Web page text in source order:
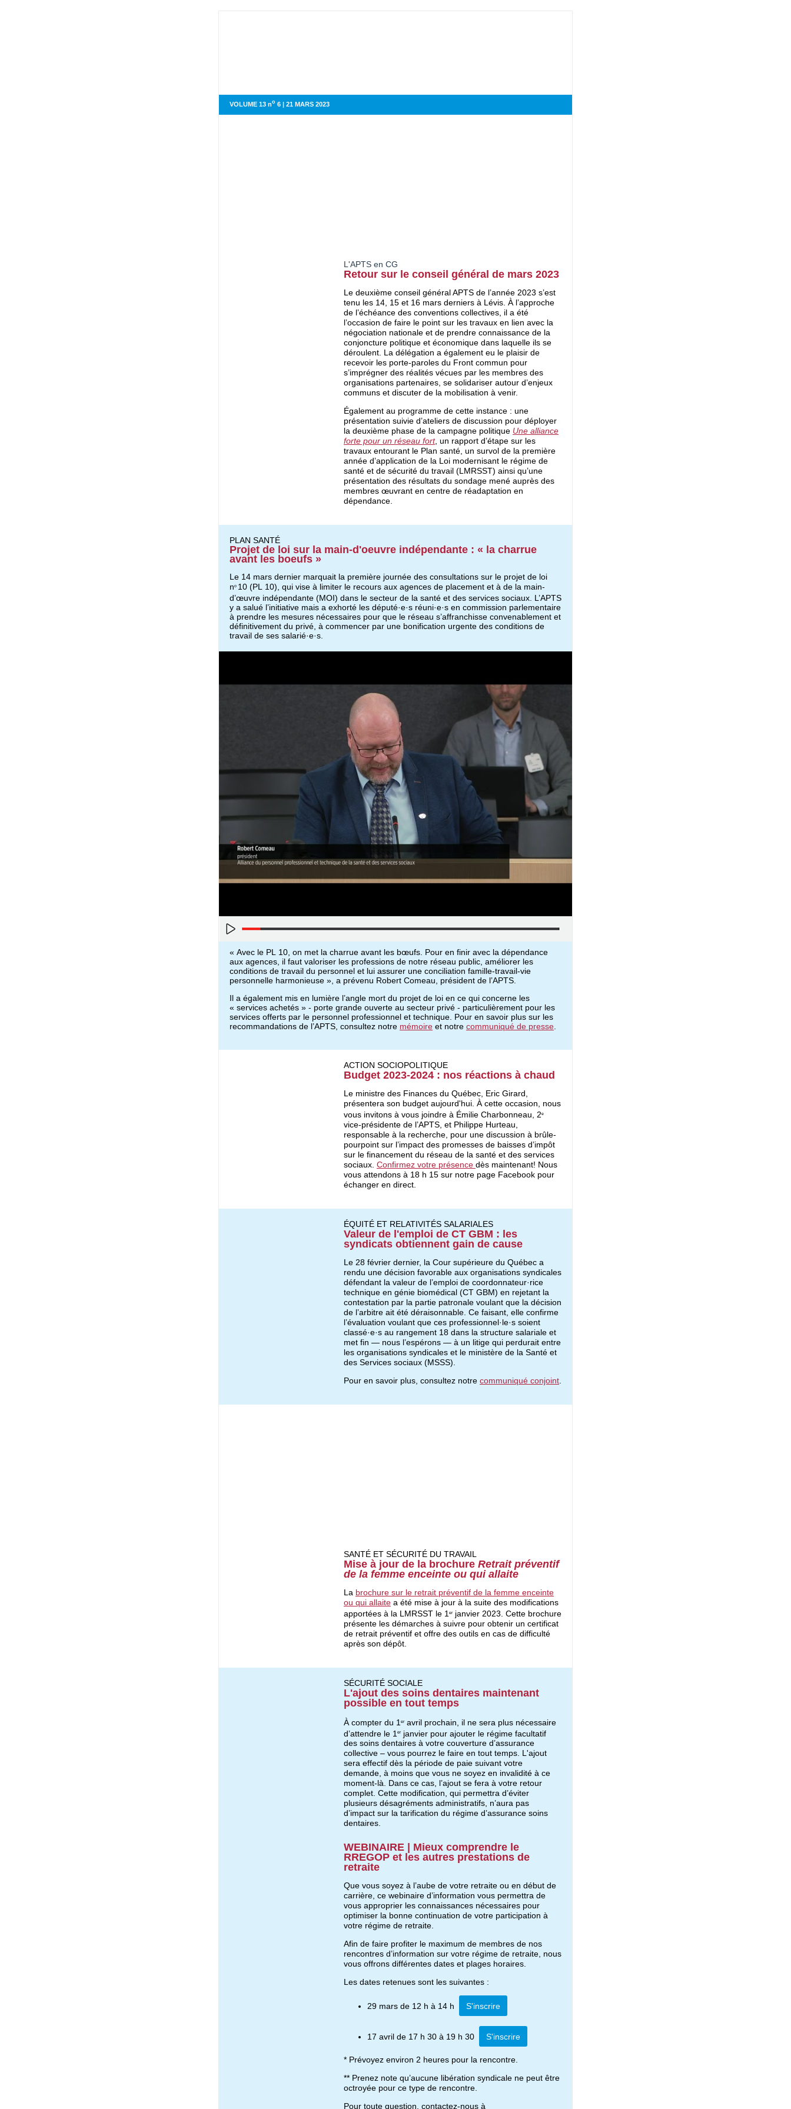
VOLUME 13 no 6 | 21 MARS 2023
L'APTS en CG
Retour sur le conseil général de mars 2023
Le deuxième conseil général APTS de l’année 2023 s’est
tenu les 14, 15 et 16 mars derniers à Lévis. À l’approche
de l’échéance des conventions collectives, il a été
l’occasion de faire le point sur les travaux en lien avec la
négociation nationale et de prendre connaissance de la
conjoncture politique et économique dans laquelle ils se
déroulent. La délégation a également eu le plaisir de
recevoir les porte-paroles du Front commun pour
s’imprégner des réalités vécues par les membres des
organisations partenaires, se solidariser autour d’enjeux
communs et discuter de la mobilisation à venir.
Également au programme de cette instance : une
présentation suivie d’ateliers de discussion pour déployer
la deuxième phase de la campagne politique Une alliance
forte pour un réseau fort, un rapport d’étape sur les
travaux entourant le Plan santé, un survol de la première
année d’application de la Loi modernisant le régime de
santé et de sécurité du travail (LMRSST) ainsi qu’une
présentation des résultats du sondage mené auprès des
membres œuvrant en centre de réadaptation en
dépendance.
PLAN SANTÉ
Projet de loi sur la main-d'oeuvre indépendante : « la charrue
avant les boeufs »
Le 14 mars dernier marquait la première journée des consultations sur le projet de loi
no 10 (PL 10), qui vise à limiter le recours aux agences de placement et à de la main-
d’œuvre indépendante (MOI) dans le secteur de la santé et des services sociaux. L’APTS
y a salué l’initiative mais a exhorté les député·e·s réuni·e·s en commission parlementaire
à prendre les mesures nécessaires pour que le réseau s’affranchisse convenablement et
définitivement du privé, à commencer par une bonification urgente des conditions de
travail de ses salarié·e·s.
« Avec le PL 10, on met la charrue avant les bœufs. Pour en finir avec la dépendance
aux agences, il faut valoriser les professions de notre réseau public, améliorer les
conditions de travail du personnel et lui assurer une conciliation famille-travail-vie
personnelle harmonieuse », a prévenu Robert Comeau, président de l’APTS.
Il a également mis en lumière l’angle mort du projet de loi en ce qui concerne les
« services achetés » - porte grande ouverte au secteur privé - particulièrement pour les
services offerts par le personnel professionnel et technique. Pour en savoir plus sur les
recommandations de l’APTS, consultez notre mémoire et notre communiqué de presse
ACTION SOCIOPOLITIQUE
Budget 2023-2024 : nos réactions à chaud
Le ministre des Finances du Québec, Eric Girard,
présentera son budget aujourd'hui. À cette occasion, nous
vous invitons à vous joindre à Émilie Charbonneau, 2e
vice-présidente de l’APTS, et Philippe Hurteau,
responsable à la recherche, pour une discussion à brûle-
pourpoint sur l’impact des promesses de baisses d’impôt
sur le financement du réseau de la santé et des services
sociaux. Confirmez votre présence dès maintenant! Nous
vous attendons à 18 h 15 sur notre page Facebook pour
échanger en direct.
ÉQUITÉ ET RELATIVITÉS SALARIALES
Valeur de l'emploi de CT GBM : les
syndicats obtiennent gain de cause
Le 28 février dernier, la Cour supérieure du Québec a
rendu une décision favorable aux organisations syndicales
défendant la valeur de l’emploi de coordonnateur·rice
technique en génie biomédical (CT GBM) en rejetant la
contestation par la partie patronale voulant que la décision
de l’arbitre ait été déraisonnable. Ce faisant, elle confirme
l’évaluation voulant que ces professionnel·le·s soient
classé·e·s au rangement 18 dans la structure salariale et
met fin — nous l’espérons — à un litige qui perdurait entre
les organisations syndicales et le ministère de la Santé et
des Services sociaux (MSSS).
Pour en savoir plus, consultez notre communiqué conjoint
SANTÉ ET SÉCURITÉ DU TRAVAIL
Mise à jour de la brochure Retrait préventif
de la femme enceinte ou qui allaite
La brochure sur le retrait préventif de la femme enceinte
ou qui allaite a été mise à jour à la suite des modifications
apportées à la LMRSST le 1 erjanvier 2023. Cette brochure
présente les démarches à suivre pour obtenir un certificat
de retrait préventif et offre des outils en cas de difficulté
après son dépôt.
SÉCURITÉ SOCIALE
L'ajout des soins dentaires maintenant
possible en tout temps
À compter du 1 eravril prochain, il ne sera plus nécessaire
d’attendre le 1 erjanvier pour ajouter le régime facultatif
des soins dentaires à votre couverture d’assurance
collective – vous pourrez le faire en tout temps. L'ajout
sera effectif dès la période de paie suivant votre
demande, à moins que vous ne soyez en invalidité à ce
moment-là. Dans ce cas, l’ajout se fera à votre retour
complet. Cette modification, qui permettra d’éviter
plusieurs désagréments administratifs, n’aura pas
d’impact sur la tarification du régime d’assurance soins
dentaires.
WEBINAIRE | Mieux comprendre le
RREGOP et les autres prestations de
retraite
Que vous soyez à l’aube de votre retraite ou en début de
carrière, ce webinaire d’information vous permettra de
vous approprier les connaissances nécessaires pour
optimiser la bonne continuation de votre participation à
votre régime de retraite.
Afin de faire profiter le maximum de membres de nos
rencontres d’information sur votre régime de retraite, nous
vous offrons différentes dates et plages horaires.
Les dates retenues sont les suivantes :
29 mars de 12 h à 14 h S'inscrire
17 avril de 17 h 30 à 19 h 30 S'inscrire
* Prévoyez environ 2 heures pour la rencontre.
** Prenez note qu’aucune libération syndicale ne peut être
octroyée pour ce type de rencontre.
Pour toute question, contactez-nous à